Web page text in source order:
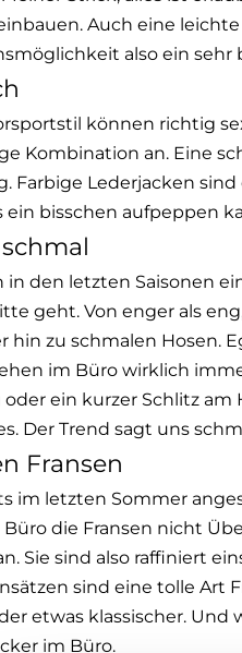
Auch eine
also ein sehr
können richtig
Kombination an. Eine
Farbige Lederjacken
bisschen aufpeppen
in den letzten Saisonen
geht. Von enger als
hin zu schmalen Hosen.
im Büro wirklich
ein kurzer Schlitz
Der Trend sagt uns
Fransen
im letzten Sommer
die Fransen nicht
Sie sind also raffiniert
sind eine tolle Art
etwas klassischer. Und
im Büro.